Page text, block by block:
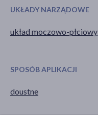
UKŁADY NARZĄDOWE
układ moczowo-płciowy
SPOSÓB APLIKACJI
doustne